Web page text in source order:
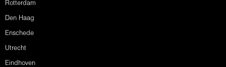
Rotterdam
Den Haag
Enschede
Utrecht
Eindhoven